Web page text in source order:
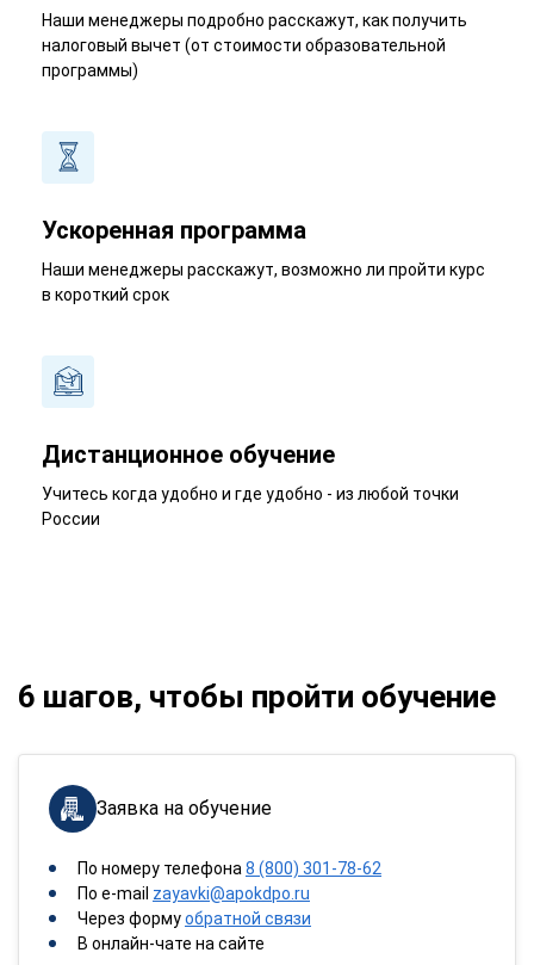
Наши менеджеры подробно расскажут, как получить
налоговый вычет (от стоимости образовательной
программы)
Ускоренная программа
Наши менеджеры расскажут, возможно ли пройти курс
в короткий срок
Дистанционное обучение
Учитесь когда удобно и где удобно - из любой точки
России
6 шагов, чтобы пройти обучение
Заявка на обучение
По номеру телефона 8 (800) 301-78-62
По e-mail zayavki@apokdpo.ru
Через формуобратной связи
В онлайн-чате на сайте